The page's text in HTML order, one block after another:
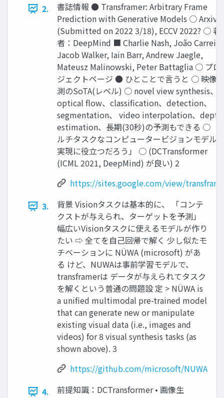
2.
書誌情報 ● Transframer: Arbitrary Frame
Prediction with Generative Models ○ Arxiv
(Submitted on 2022 3/18), ECCV 2022? ○ 著
者：DeepMind ■ Charlie Nash, João
Jacob Walker, Iain Barr, Andrew Jaegle,
Mateusz Malinowski, Peter Battaglia ○ プロ
ジェクトページ ● ひとことで言うと ○ 映像
測のSoTA(レベル) ○ novel view synthesis、
optical flow、classification、detection、
segmentation、 video interpolation、depth
estimation、長期(30秒)の予測もできる ○ 「
ルチタスクなコンピュータービジョンモデル
実現に役立つだろう」 ○ (DCTransformer
(ICML 2021, DeepMind) が良い) 2
https://sites.google.com/view/
3.
背景 Visionタスクは基本的に、 「コンテ
クストが与えられ、ターゲットを予測」
幅広いVisionタスクに使えるモデルが作り
たい ⇨ 全てを自己回帰で解く 少し似たモ
チベーションに NÜWA (microsoft) があ
る けど、NUWAは事前学習モデルで、
transframerは データが与えられてタスク
を解くという普通の問題設 定 > NÜWA is
a unified multimodal pre-trained model
that can generate new or manipulate
existing visual data (i.e., images and
videos) for 8 visual synthesis tasks (as
shown above). 3
https://github.com/microsoft/NUWA
4.
前提知識：DCTransformer • 画像生